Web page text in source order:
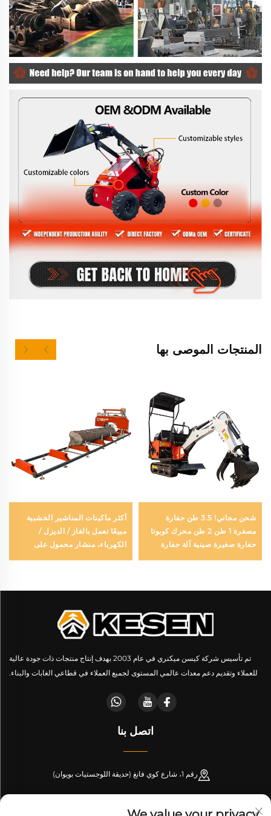
المنتجات الموصى بها
شحن مجاني! 3.5 طن حفارة
مصغرة 1 طن 2 طن محرك كوبوتا
حفارة صغيرة صينية آلة حفارة
أكثر ماكينات المناشير الخشبية
مبيعًا تعمل بالغاز / الديزل /
الكهرباء، منشار محمول على
تم تأسيس شركة كيسن ميكنري في عام 2003 بهدف إنتاج منتجات ذات جودة عالية
للعملاء وتقديم دعم معدات عالمي المستوى لجميع العملاء في قطاعي الغابات والبناء.
اتصل بنا
رقم 1، شارع كوي فانغ (حديقة اللوجستيات بويوان)